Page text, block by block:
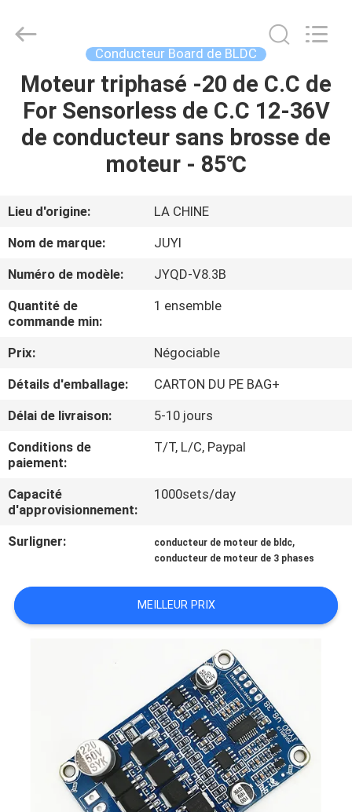
APERÇU
PRODUITS
A
DE
NOUS
VISITE
D'USINE
CONTRÔLE
DE
LA
QUALITÉ
NOUVELLES
DEMANDE
DE
Motor
Technology
Rights
Reserved.
Conducteur Board de BLDC
Moteur triphasé -20 de C.C de
For Sensorless de C.C 12-36V
de conducteur sans brosse de
moteur - 85℃
Lieu d'origine:
LA CHINE
Nom de marque:
JUYI
Numéro de modèle:
JYQD-V8.3B
Quantité de
commande min:
1 ensemble
Prix:
Négociable
Détails d'emballage:
CARTON DU PE BAG+
Délai de livraison:
5-10 jours
Conditions de
paiement:
T/T, L/C, Paypal
Capacité
d'approvisionnement:
1000sets/day
Surligner: conducteur de moteur de bldc,
conducteur de moteur de 3 phases
MEILLEUR PRIX